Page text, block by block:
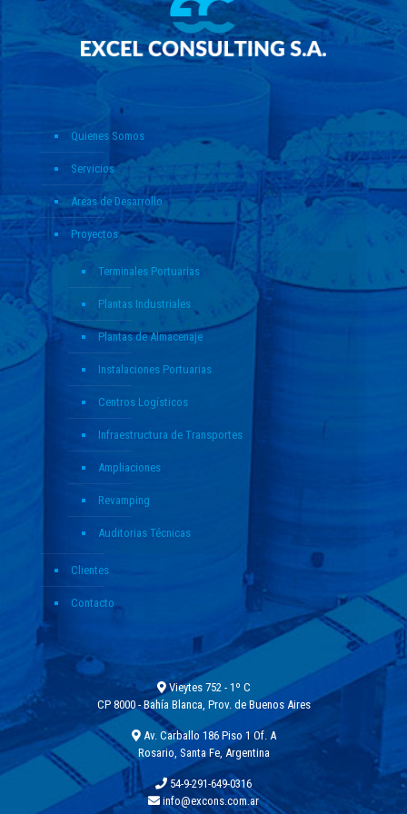
Quienes Somos
Servicios
Areas de Desarrollo
Proyectos
Terminales Portuarias
Plantas Industriales
Plantas de Almacenaje
Instalaciones Portuarias
Centros Logísticos
Infraestructura de Transportes
Ampliaciones
Revamping
Auditorias Técnicas
Clientes
Contacto
Vieytes 752 - 1º C
CP 8000 - Bahía Blanca, Prov. de Buenos Aires
Av. Carballo 186 Piso 1 Of. A
Rosario, Santa Fe, Argentina
54-9-291-649-0316
info@excons.com.ar